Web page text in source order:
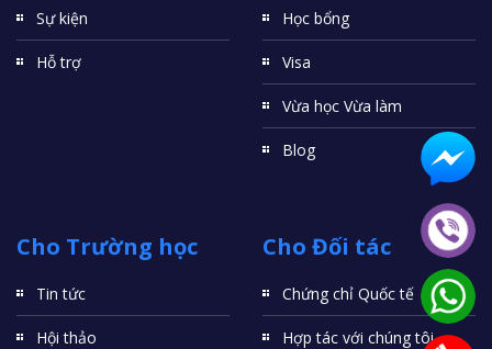
Sự kiện
Hỗ trợ
Học bổng
Visa
Vừa học Vừa làm
Blog
Cho Trường học
Tin tức
Hội thảo
Cho Đối tác
Chứng chỉ Quốc tế
Hợp tác với chúng tôi